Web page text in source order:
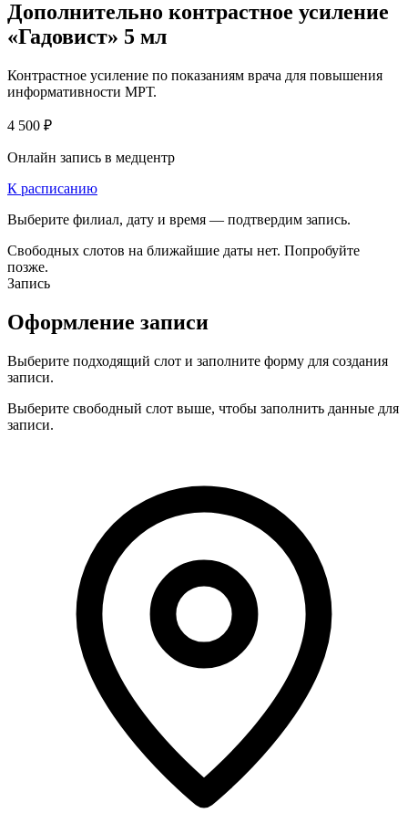
Дополнительно контрастное усиление
«Гадовист» 5 мл
Контрастное усиление по показаниям врача для повышения
информативности МРТ.
4 500 ₽
Онлайн запись в медцентр
К расписанию
Выберите филиал, дату и время — подтвердим запись.
Свободных слотов на ближайшие даты нет. Попробуйте
позже.
Запись
Оформление записи
Выберите подходящий слот и заполните форму для создания
записи.
Выберите свободный слот выше, чтобы заполнить данные для
записи.